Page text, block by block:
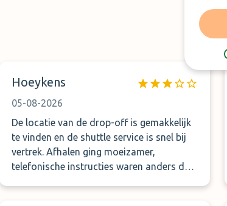
Hoeykens
05-08-2026
De locatie van de drop-off is gemakkelijk
te vinden en de shuttle service is snel bij
vertrek. Afhalen ging moeizamer,
telefonische instructies waren anders de